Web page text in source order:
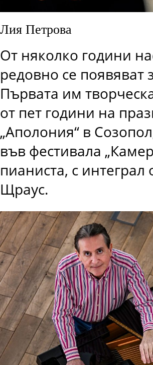
Лия Петрова
От няколко години
редовно се появяват
Първата им
от пет години на
„Аполония“ в
във фестивала
пианиста, с
Щраус.